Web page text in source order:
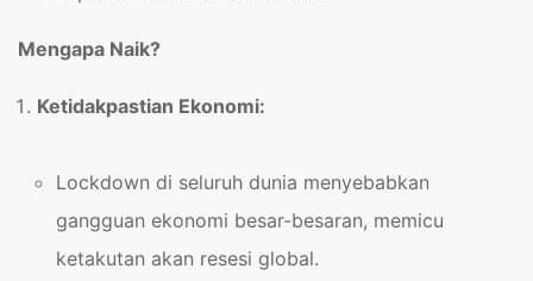
Mengapa Naik?
Ketidakpastian Ekonomi:
Lockdown di seluruh dunia menyebabkan
gangguan ekonomi besar-besaran, memicu
ketakutan akan resesi global.